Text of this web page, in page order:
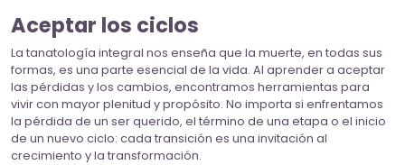
Aceptar los ciclos
La tanatología integral nos enseña que la muerte, en todas sus
formas, es una parte esencial de la vida. Al aprender a aceptar
las pérdidas y los cambios, encontramos herramientas para
vivir con mayor plenitud y propósito. No importa si enfrentamos
la pérdida de un ser querido, el término de una etapa o el inicio
de un nuevo ciclo: cada transición es una invitación al
crecimiento y la transformación.